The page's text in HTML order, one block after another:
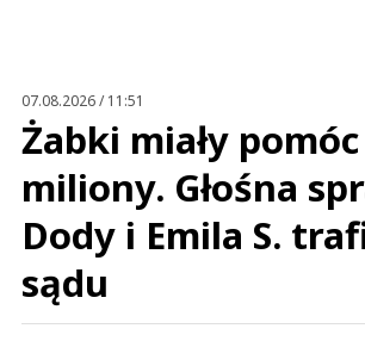
07.08.2026 / 11:51
Żabki miały
miliony. Głośna
Dody i Emila S.
sądu